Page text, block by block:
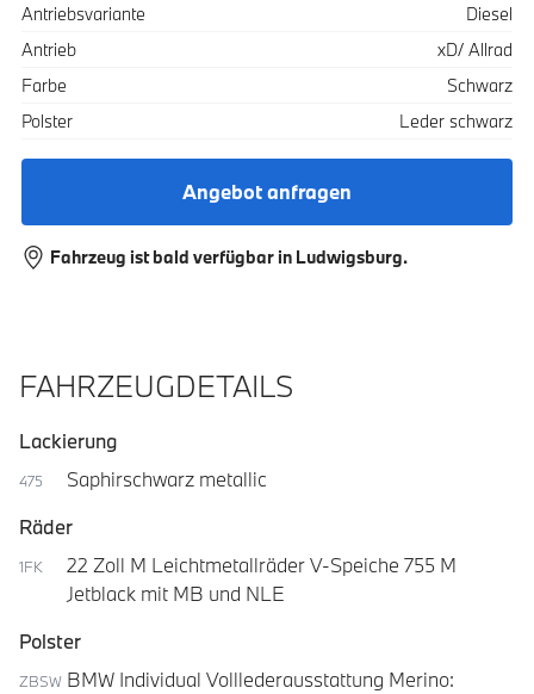
Antriebsvariante
Diesel
Antrieb
xD/ Allrad
Farbe
Schwarz
Polster
Leder schwarz
Angebot anfragen
Fahrzeug ist bald verfügbar in Ludwigsburg.
FAHRZEUGDETAILS
Lackierung
475
Saphirschwarz metallic
Räder
1FK
22 Zoll M Leichtmetallräder V-Speiche 755 M
Jetblack mit MB und NLE
Polster
ZBSW BMW Individual Volllederausstattung Merino: